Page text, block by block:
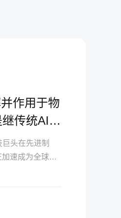
作用于物
传统AI从
波浪潮。
头在先进制
速成为全球人